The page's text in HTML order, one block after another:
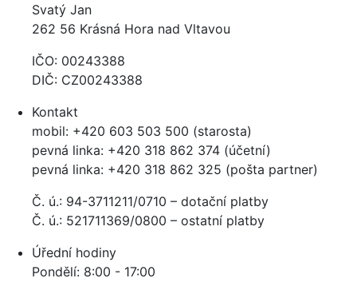
Svatý Jan
262 56 Krásná Hora nad Vltavou
IČO: 00243388
DIČ: CZ00243388
Kontakt
mobil: +420 603 503 500 (starosta)
pevná linka: +420 318 862 374 (účetní)
pevná linka: +420 318 862 325 (pošta partner)
Č. ú.: 94-3711211/0710 – dotační platby
Č. ú.: 521711369/0800 – ostatní platby
Úřední hodiny
Pondělí: 8:00 - 17:00